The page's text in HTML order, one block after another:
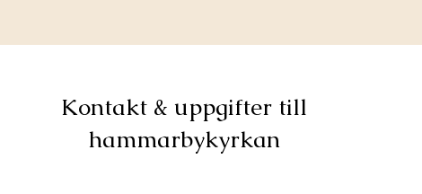
Kontakt & uppgifter till
hammarbykyrkan